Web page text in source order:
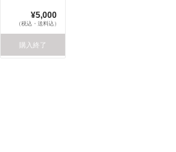
¥5,000
（税込・送料込）
購入終了